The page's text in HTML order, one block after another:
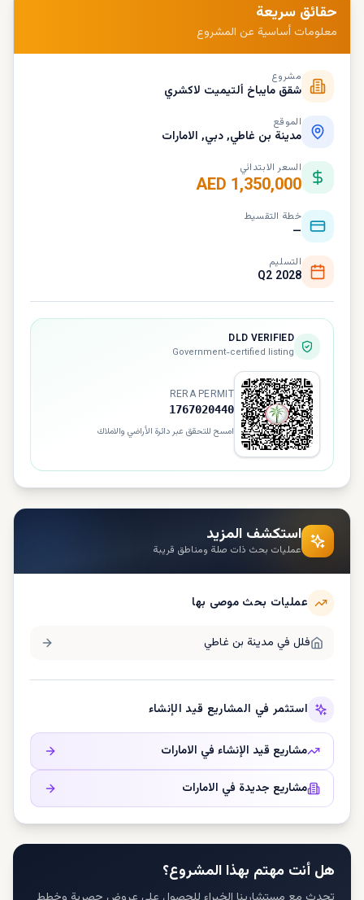
حقائق سريعة
معلومات أساسية عن المشروع
مشروع
شقق مايباخ ألتيميت لاكشري
الموقع
مدينة بن غاطي, دبي, الامارات
السعر الابتدائي
AED 1,350,000
خطة التقسيط
—
التسليم
Q2 2028
DLD VERIFIED
Government-certified listing
RERA PERMIT
1767020440
امسح للتحقق عبر دائرة الأراضي والاملاك
استكشف المزيد
عمليات بحث ذات صلة ومناطق قريبة
عمليات بحث موصى بها
فلل في مدينة بن غاطي
استثمر في المشاريع قيد الإنشاء
مشاريع قيد الإنشاء في الامارات
مشاريع جديدة في الامارات
هل أنت مهتم بهذا المشروع؟